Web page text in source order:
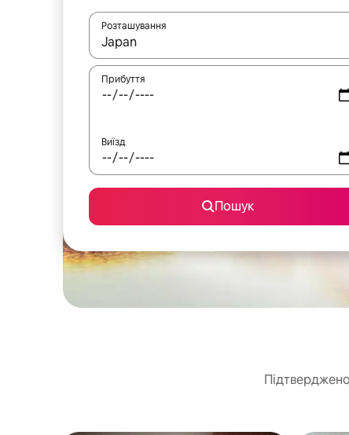
Розташування
Отримавши результати пошуку, використовуйте
Прибуття
Виїзд
Пошук